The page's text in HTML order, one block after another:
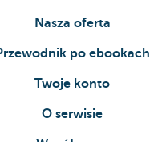
Nasza oferta
po ebookach
Twoje konto
O serwisie